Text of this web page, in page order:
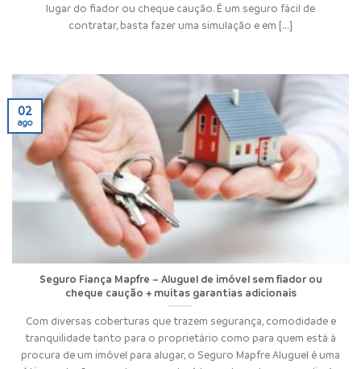
lugar do fiador ou cheque caução. É um seguro fácil de
contratar, basta fazer uma simulação e em [...]
Seguro Fiança Mapfre – Aluguel de imóvel sem fiador ou
cheque caução + muitas garantias adicionais
Com diversas coberturas que trazem segurança, comodidade e
tranquilidade tanto para o proprietário como para quem está à
procura de um imóvel para alugar, o Seguro Mapfre Aluguel é uma
02
ago